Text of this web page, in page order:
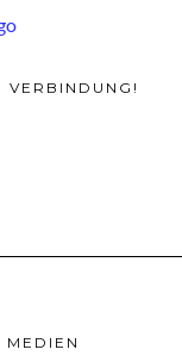
VERBINDUNG!
MEDIEN